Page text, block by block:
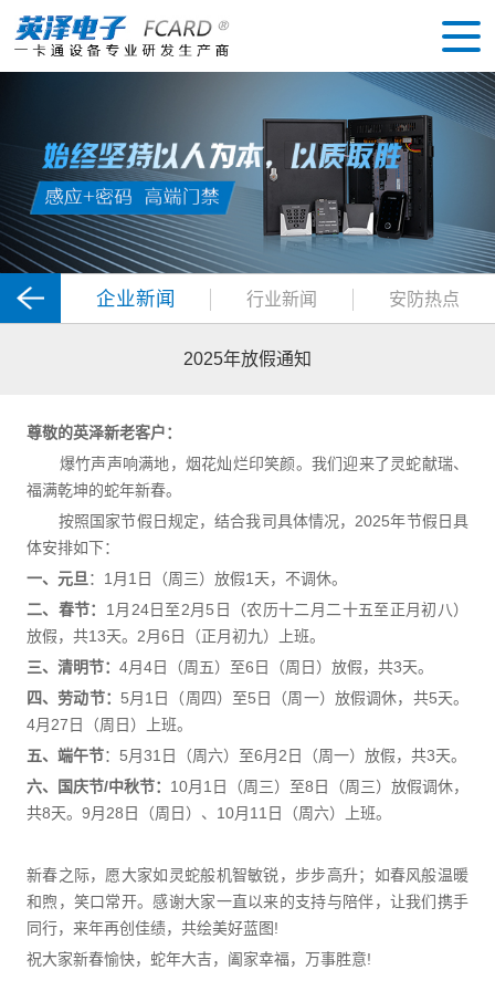
企业新闻 行业新闻 安防热点
2025年放假通知
尊敬的英泽新老客户：
爆竹声声响满地，烟花灿烂印笑颜。我们迎来了灵蛇献瑞、
福满乾坤的蛇年新春。
按照国家节假日规定，结合我司具体情况，2025年节假日具
体安排如下：
一、元旦 ：1月1日（周三）放假1天，不调休。
二、春节： 1月24日至2月5日（农历十二月二十五至正月初八）
放假，共13天。2月6日（正月初九）上班。
三、清明节： 4月4日（周五）至6日（周日）放假，共3天。
四、劳动节： 5月1日（周四）至5日（周一）放假调休，共5天。
4月27日（周日）上班。
五、端午节：5月31日（周六）至6月2日（周一）放假，共3天。
六、国庆节/中秋节： 10月1日（周三）至8日（周三）放假调休，
共8天。9月28日（周日）、10月11日（周六）上班。
新春之际，愿大家如灵蛇般机智敏锐，步步高升；如春风般温暖
和煦，笑口常开。感谢大家一直以来的支持与陪伴，让我们携手
同行，来年再创佳绩，共绘美好蓝图!
祝大家新春愉快，蛇年大吉，阖家幸福，万事胜意!